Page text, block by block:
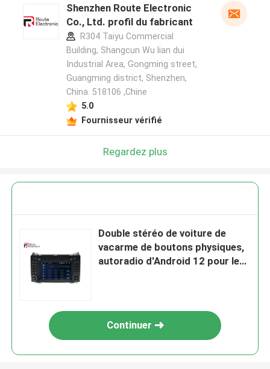
Shenzhen Route Electronic
Co., Ltd. profil du fabricant
R304 Taiyu Commercial
Building, Shangcun Wu lian dui
Industrial Area, Gongming street,
Guangming district, Shenzhen,
China. 518106 ,Chine
5.0
Fournisseur vérifié
Regardez plus
Double stéréo de voiture de
vacarme de boutons physiques,
autoradio d'Android 12 pour le
Continuer